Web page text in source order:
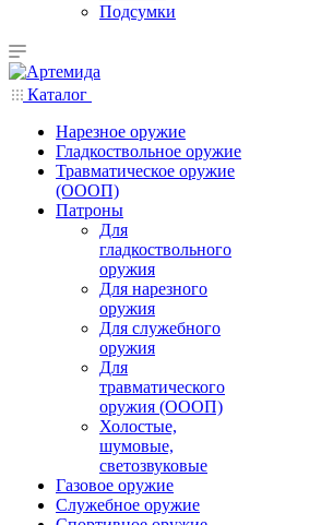
Подсумки
Каталог
Нарезное оружие
Гладкоствольное оружие
Травматическое оружие
(ОООП)
Патроны
Для
гладкоствольного
оружия
Для нарезного
оружия
Для служебного
оружия
Для
травматического
оружия (ОООП)
Холостые,
шумовые,
светозвуковые
Газовое оружие
Служебное оружие